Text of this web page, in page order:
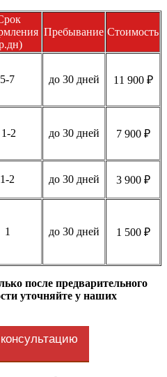
Пребывание Стоимость
5-7 до 30 дней 11 900 ₽
1-2 до 30 дней 7 900 ₽
1-2 до 30 дней 3 900 ₽
1 до 30 дней 1 500 ₽
после предварительного
уточняйте у наших